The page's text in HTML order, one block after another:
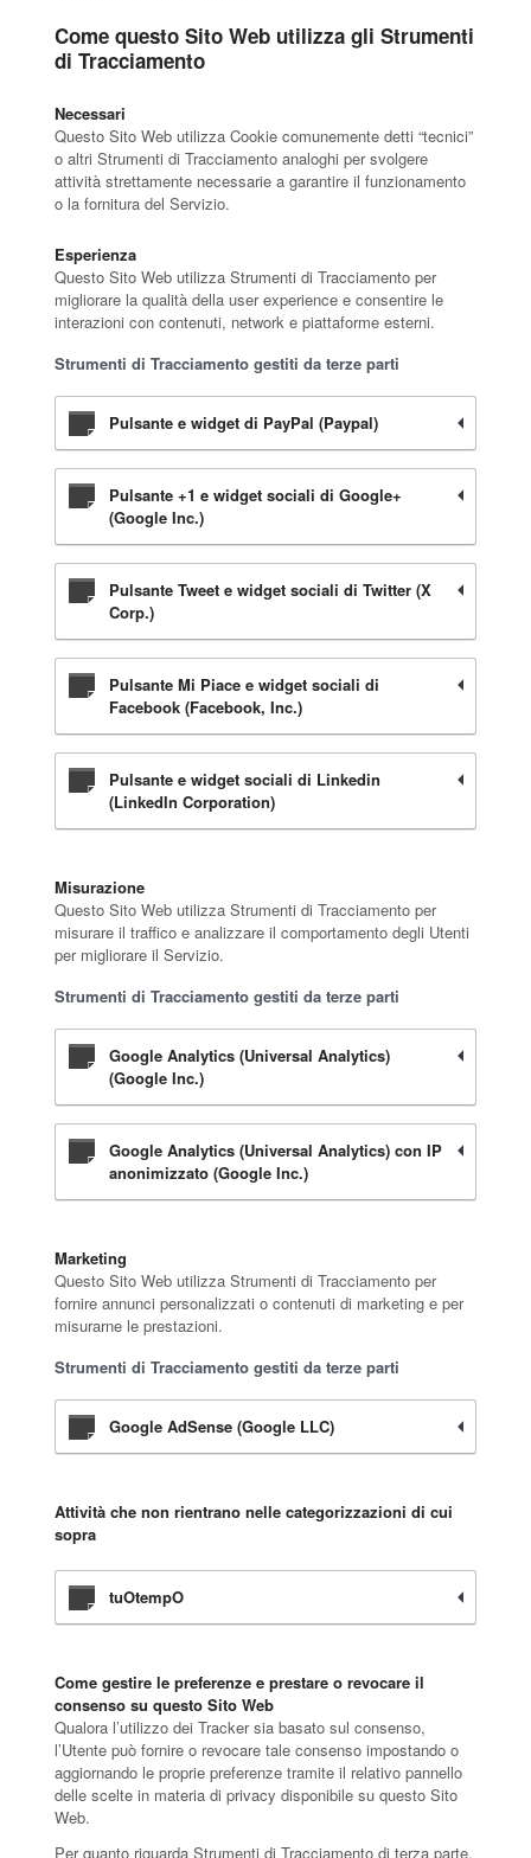
Come questo Sito Web utilizza gli Strumenti
di Tracciamento
Necessari
Questo Sito Web utilizza Cookie comunemente detti “tecnici”
o altri Strumenti di Tracciamento analoghi per svolgere
attività strettamente necessarie a garantire il funzionamento
o la fornitura del Servizio.
Esperienza
Questo Sito Web utilizza Strumenti di Tracciamento per
migliorare la qualità della user experience e consentire le
interazioni con contenuti, network e piattaforme esterni.
Strumenti di Tracciamento gestiti da terze parti
Pulsante e widget di PayPal (Paypal)
Pulsante +1 e widget sociali di Google+
(Google Inc.)
Pulsante Tweet e widget sociali di Twitter (X
Corp.)
Pulsante Mi Piace e widget sociali di
Facebook (Facebook, Inc.)
Pulsante e widget sociali di Linkedin
(LinkedIn Corporation)
Misurazione
Questo Sito Web utilizza Strumenti di Tracciamento per
misurare il traffico e analizzare il comportamento degli Utenti
per migliorare il Servizio.
Strumenti di Tracciamento gestiti da terze parti
Google Analytics (Universal Analytics)
(Google Inc.)
Google Analytics (Universal Analytics) con IP
anonimizzato (Google Inc.)
Marketing
Questo Sito Web utilizza Strumenti di Tracciamento per
fornire annunci personalizzati o contenuti di marketing e per
misurarne le prestazioni.
Strumenti di Tracciamento gestiti da terze parti
Google AdSense (Google LLC)
Attività che non rientrano nelle categorizzazioni di cui
sopra
tuOtempO
Come gestire le preferenze e prestare o revocare il
consenso su questo Sito Web
Qualora l’utilizzo dei Tracker sia basato sul consenso,
l’Utente può fornire o revocare tale consenso impostando o
aggiornando le proprie preferenze tramite il relativo pannello
delle scelte in materia di privacy disponibile su questo Sito
Web.
Per quanto riguarda Strumenti di Tracciamento di terza parte,